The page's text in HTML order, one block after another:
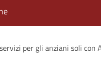
per gli anziani soli